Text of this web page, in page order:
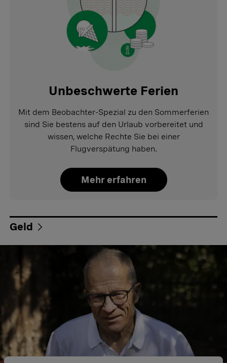
Unbeschwerte Ferien
Mit dem Beobachter-Spezial zu den Sommerferien
sind Sie bestens auf den Urlaub vorbereitet und
wissen, welche Rechte Sie bei einer
Flugverspätung haben.
Mehr erfahren
Geld